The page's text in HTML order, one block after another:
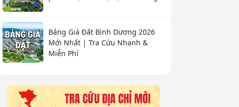
Bảng Giá Đất Bình Dương 2026
Mới Nhất | Tra Cứu Nhanh &
Miễn Phí